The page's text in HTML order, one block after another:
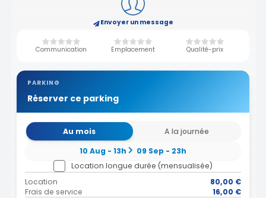
Envoyer un message
Communication Emplacement Qualité-prix
PARKING
Réserver ce parking
Au mois
A la journée
10 Aug - 13h
09 Sep - 23h
Location longue durée (mensualisée)
Location
80,00 €
Frais de service
16,00 €